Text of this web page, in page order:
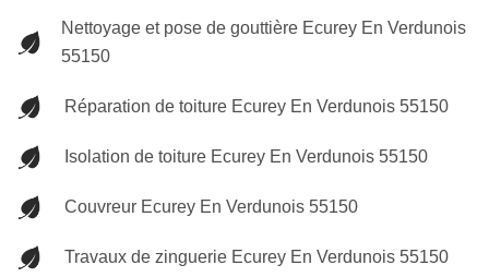
Nettoyage et pose de gouttière Ecurey En Verdunois
55150
Réparation de toiture Ecurey En Verdunois 55150
Isolation de toiture Ecurey En Verdunois 55150
Couvreur Ecurey En Verdunois 55150
Travaux de zinguerie Ecurey En Verdunois 55150